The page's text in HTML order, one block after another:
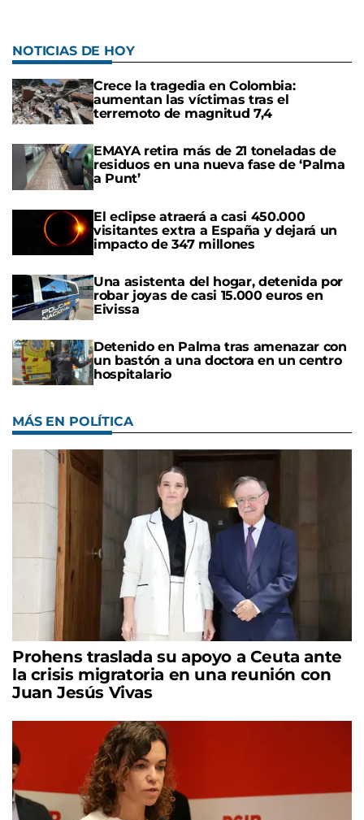
NOTICIAS DE HOY
Crece la tragedia en Colombia:
aumentan las víctimas tras el
terremoto de magnitud 7,4
EMAYA retira más de 21 toneladas de
residuos en una nueva fase de ‘Palma
a Punt’
El eclipse atraerá a casi 450.000
visitantes extra a España y dejará un
impacto de 347 millones
Una asistenta del hogar, detenida por
robar joyas de casi 15.000 euros en
Eivissa
Detenido en Palma tras amenazar con
un bastón a una doctora en un centro
hospitalario
MÁS EN POLÍTICA
Prohens traslada su apoyo a Ceuta ante
la crisis migratoria en una reunión con
Juan Jesús Vivas